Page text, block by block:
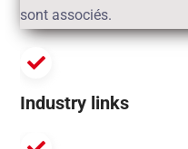
sont associés.
Industry links